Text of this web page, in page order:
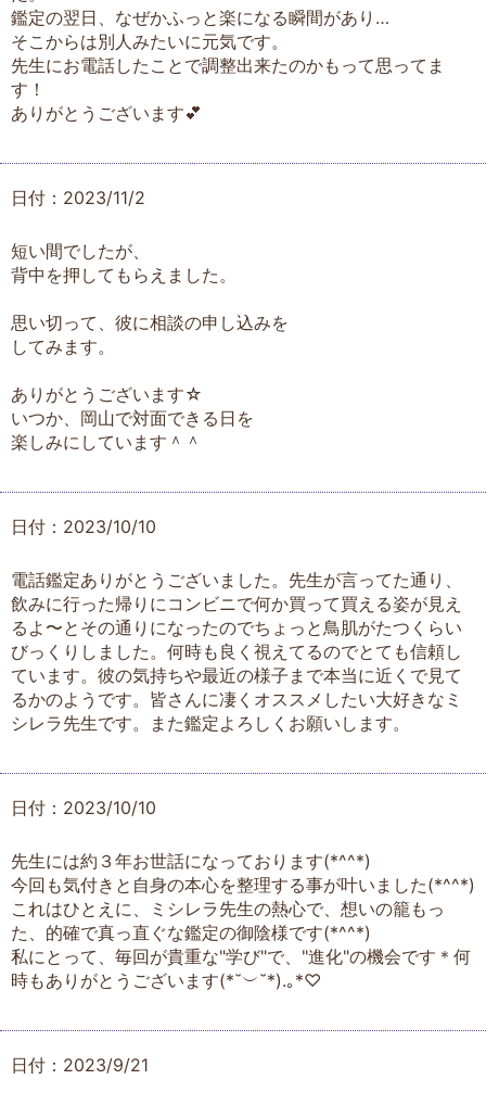
鑑定の翌日、なぜかふっと楽になる瞬間があり…
そこからは別人みたいに元気です。
先生にお電話したことで調整出来たのかもって思ってま
す！
ありがとうございます💕
日付：2023/11/2
短い間でしたが、
背中を押してもらえました。
思い切って、彼に相談の申し込みを
してみます。
ありがとうございます☆
いつか、岡山で対面できる日を
楽しみにしています＾＾
日付：2023/10/10
電話鑑定ありがとうございました。先生が言ってた通り、
飲みに行った帰りにコンビニで何か買って買える姿が見え
るよ〜とその通りになったのでちょっと鳥肌がたつくらい
びっくりしました。何時も良く視えてるのでとても信頼し
ています。彼の気持ちや最近の様子まで本当に近くで見て
るかのようです。皆さんに凄くオススメしたい大好きなミ
シレラ先生です。また鑑定よろしくお願いします。
日付：2023/10/10
先生には約３年お世話になっております(*^^*)
今回も気付きと自身の本心を整理する事が叶いました(*^^*)
これはひとえに、ミシレラ先生の熱心で、想いの籠もっ
た、的確で真っ直ぐな鑑定の御陰様です(*^^*)
私にとって、毎回が貴重な"学び"で、"進化"の機会です＊何
時もありがとうございます(⁠*⁠˘⁠︶⁠˘⁠*⁠)⁠.⁠｡⁠*⁠♡
日付：2023/9/21